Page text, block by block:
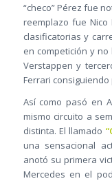
“checo” Pérez fue
reemplazo fue Nico
clasificatorias y
en competición y
Verstappen y
Ferrari
Así como pasó en
mismo circuito a
distinta. El llamado
una sensacional
anotó su primera
Mercedes en el